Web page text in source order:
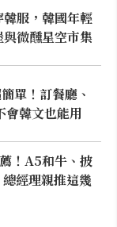
服，韓國年輕
微醺星空市集
單！訂餐廳、
會韓文也能用
！A5和牛、披
經理親推這幾